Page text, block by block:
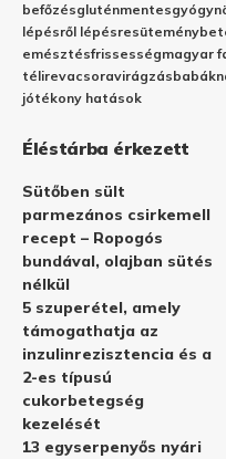
befőzésgluténmentes
lépésről lépésresütemény
emésztésfrissességmagyar
télirevacsoravirágzás
jótékony hatások
Éléstárba érkezett
Sütőben sült
parmezános csirkemell
recept – Ropogós
bundával, olajban sütés
nélkül
5 szuperétel, amely
támogathatja az
inzulinrezisztencia és a
2-es típusú
cukorbetegség
kezelését
13 egyserpenyős nyári